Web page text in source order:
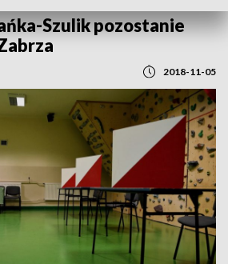
Szulik pozostanie
2018-11-05